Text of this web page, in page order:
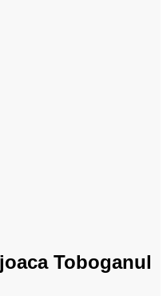
Toboganul